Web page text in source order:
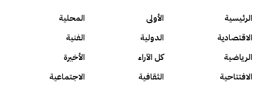
الرئيسية الأولى
المحلية
الاقتصادية
الدولية
الفنية
الرياضية
كل الآراء
الأخيرة
الافتتاحية
الثقافية
الاجتماعية